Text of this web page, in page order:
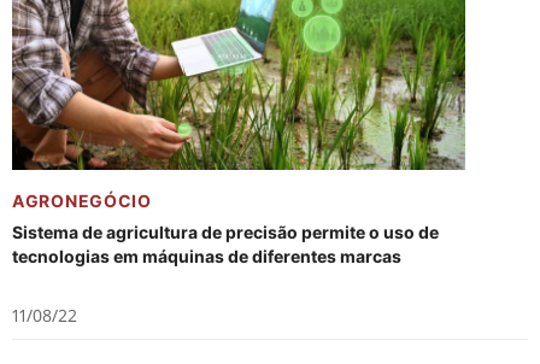
AGRONEGÓCIO
Sistema de agricultura de precisão permite o uso de
tecnologias em máquinas de diferentes marcas
11/08/22